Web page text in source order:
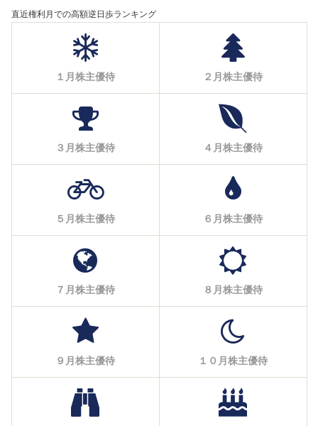
直近権利月での高額逆日歩ランキング
１月株主優待 ２月株主優待
３月株主優待 ４月株主優待
５月株主優待 ６月株主優待
７月株主優待 ８月株主優待
９月株主優待 １０月株主優待